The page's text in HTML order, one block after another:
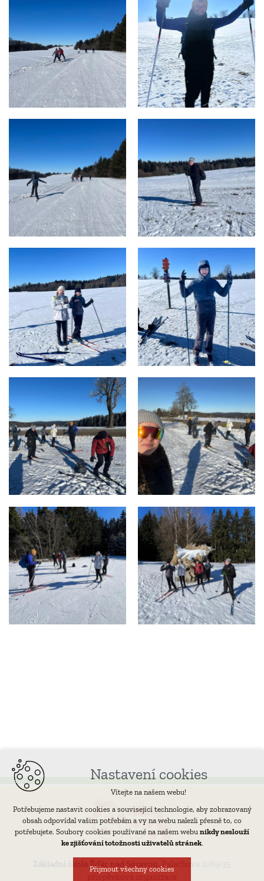
příspěvková organizace
Nastavení cookies
Vítejte na našem webu!
Potřebujeme nastavit cookies a související technologie, aby zobrazovaný
obsah odpovídal vašim potřebám a vy na webu nalezli přesně to, co
potřebujete. Soubory cookies používané na našem webu nikdy neslouží
ke zjišťování totožnosti uživatelů stránek.
Přijmout všechny cookies